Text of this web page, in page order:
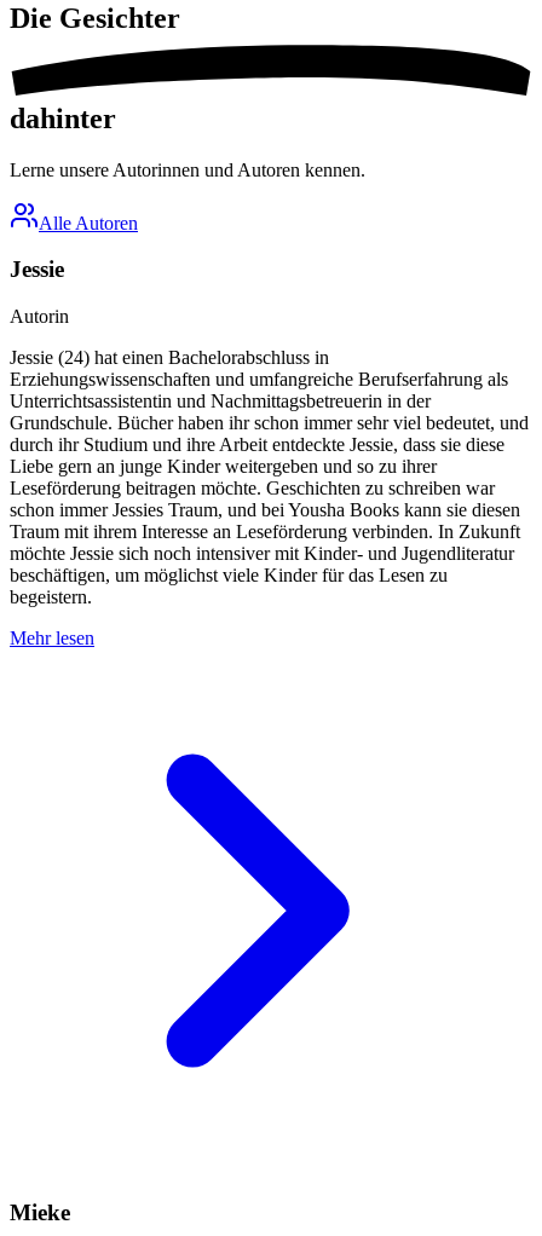
Die Gesichter
dahinter
Lerne unsere Autorinnen und Autoren kennen.
Alle Autoren
Jessie
Autorin
Jessie (24) hat einen Bachelorabschluss in
Erziehungswissenschaften und umfangreiche Berufserfahrung als
Unterrichtsassistentin und Nachmittagsbetreuerin in der
Grundschule. Bücher haben ihr schon immer sehr viel bedeutet, und
durch ihr Studium und ihre Arbeit entdeckte Jessie, dass sie diese
Liebe gern an junge Kinder weitergeben und so zu ihrer
Leseförderung beitragen möchte. Geschichten zu schreiben war
schon immer Jessies Traum, und bei Yousha Books kann sie diesen
Traum mit ihrem Interesse an Leseförderung verbinden. In Zukunft
möchte Jessie sich noch intensiver mit Kinder- und Jugendliteratur
beschäftigen, um möglichst viele Kinder für das Lesen zu
begeistern.
Mehr lesen
Mieke